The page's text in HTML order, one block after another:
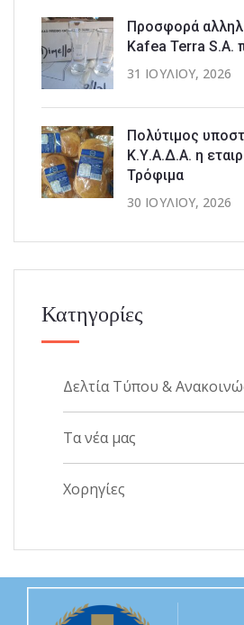
Προσφορά
Kafea Terra S.A.
31 ΙΟΥΛΊΟΥ, 2026
Πολύτιμος
Κ.Υ.Α.Δ.Α. η
Τρόφιμα
30 ΙΟΥΛΊΟΥ, 2026
Κατηγορίες
Δελτία Τύπου &
Τα νέα μας
Χορηγίες